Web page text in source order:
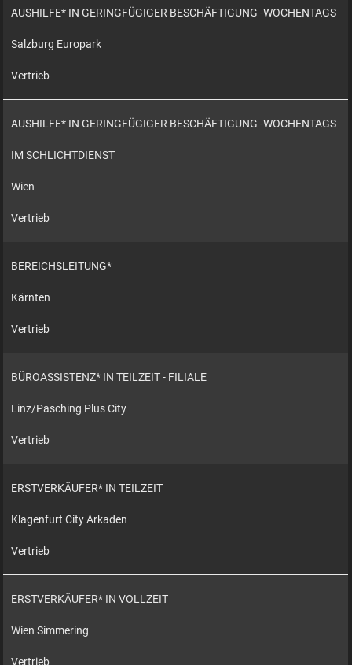
AUSHILFE* IN GERINGFÜGIGER BESCHÄFTIGUNG -WOCHENTAGS
Salzburg Europark
Vertrieb
AUSHILFE* IN GERINGFÜGIGER BESCHÄFTIGUNG -WOCHENTAGS
IM SCHLICHTDIENST
Wien
Vertrieb
BEREICHSLEITUNG*
Kärnten
Vertrieb
BÜROASSISTENZ* IN TEILZEIT - FILIALE
Linz/Pasching Plus City
Vertrieb
ERSTVERKÄUFER* IN TEILZEIT
Klagenfurt City Arkaden
Vertrieb
ERSTVERKÄUFER* IN VOLLZEIT
Wien Simmering
Vertrieb